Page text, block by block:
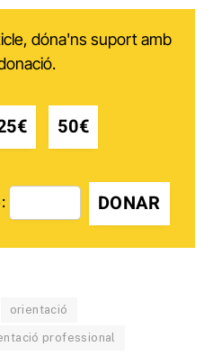
dóna'ns suport amb
50€
DONAR
orientació
professional